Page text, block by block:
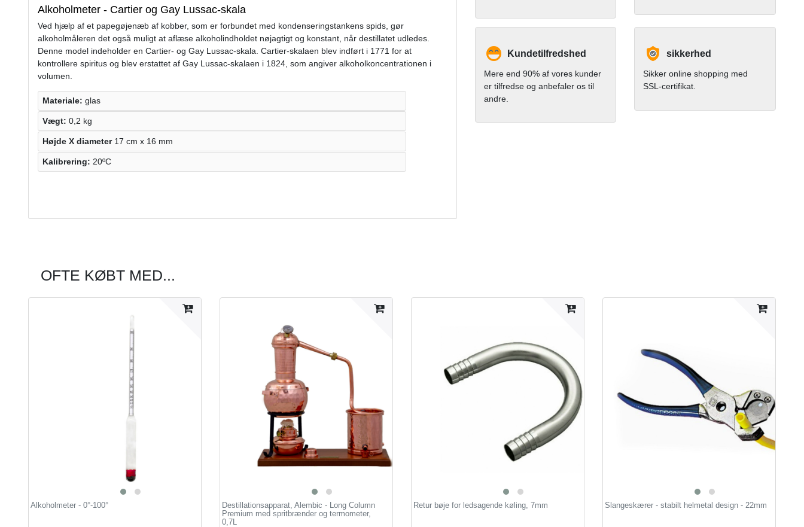
Alkoholmeter - Cartier og Gay Lussac-skala
Ved hjælp af et papegøjenæb af kobber, som er forbundet med kondenseringstankens spids, gør
alkoholmåleren det også muligt at aflæse alkoholindholdet nøjagtigt og konstant, når destillatet udledes.
Denne model indeholder en Cartier- og Gay Lussac-skala. Cartier-skalaen blev indført i 1771 for at
kontrollere spiritus og blev erstattet af Gay Lussac-skalaen i 1824, som angiver alkoholkoncentrationen i
volumen.
Materiale: glas
Vægt: 0,2 kg
Højde X diameter17 cm x 16 mm
Kalibrering: 20ºC
Kundetilfredshed
Mere end 90% af vores kunder
er tilfredse og anbefaler os til
andre.
sikkerhed
Sikker online shopping med
SSL-certifikat.
OFTE KØBT MED...
Alkoholmeter - 0°-100°
Destillationsapparat, Alembic - Long Column
Premium med spritbrænder og termometer,
0,7L
Retur bøje for ledsagende køling, 7mm Slangeskærer - stabilt helmetal design - 22mm